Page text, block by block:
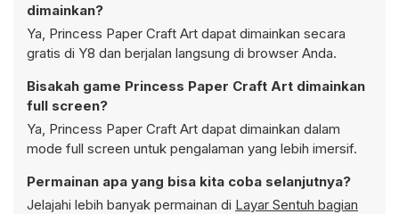
dimainkan?
Ya, Princess Paper Craft Art dapat dimainkan secara
gratis di Y8 dan berjalan langsung di browser Anda.
Bisakah game Princess Paper Craft Art dimainkan
full screen?
Ya, Princess Paper Craft Art dapat dimainkan dalam
mode full screen untuk pengalaman yang lebih imersif.
Permainan apa yang bisa kita coba selanjutnya?
Jelajahi lebih banyak permainan di Layar Sentuh bagian